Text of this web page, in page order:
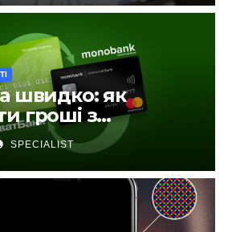
швидко: як
гроші з
на Monobank
SPECIALIST